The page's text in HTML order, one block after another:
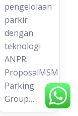
pengelolaan
parkir
dengan
teknologi
ANPR.
ProposalMSM
Parking
Group…